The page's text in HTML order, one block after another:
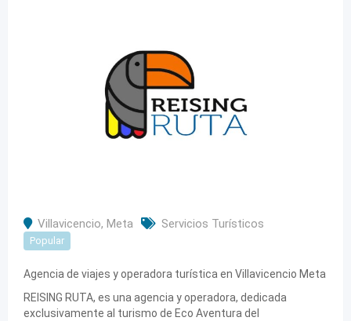
Villavicencio, Meta Servicios Turísticos
Popular
Agencia de viajes y operadora turística en Villavicencio Meta
REISING RUTA, es una agencia y operadora, dedicada
exclusivamente al turismo de Eco Aventura del